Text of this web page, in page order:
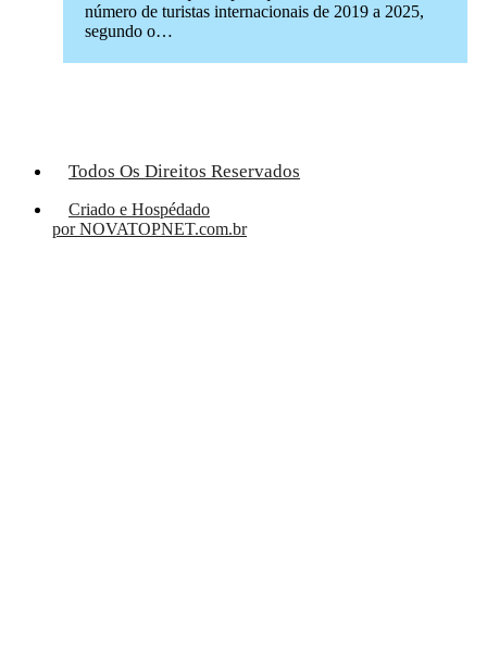
número de turistas internacionais de 2019 a 2025,
segundo o…
Todos Os Direitos Reservados
Criado e Hospédado
por NOVATOPNET.com.br